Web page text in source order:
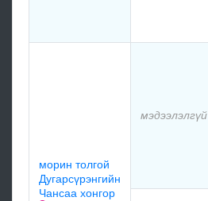
морин толгой
Дугарсүрэнгийн
Чансаа хонгор
мэдээлэлгүй